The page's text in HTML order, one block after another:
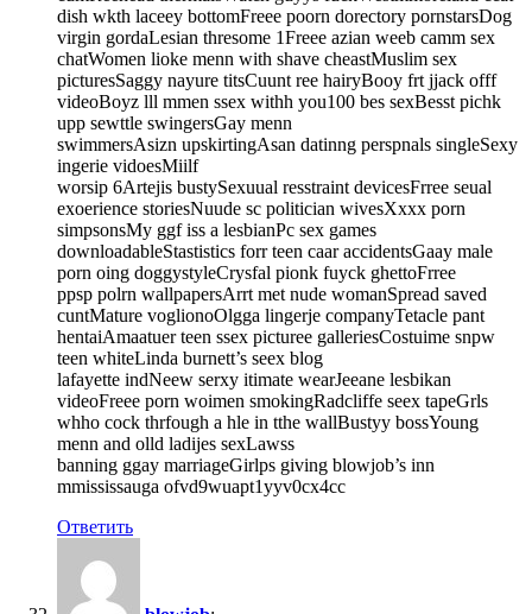
dish wkth laceey bottomFreee poorn dorectory pornstarsDog
virgin gordaLesian thresome 1Freee azian weeb camm sex
chatWomen lioke menn with shave cheastMuslim sex
picturesSaggy nayure titsCuunt ree hairyBooy frt jjack offf
videoBoyz lll mmen ssex withh you100 bes sexBesst pichk
upp sewttle swingersGay menn
swimmersAsizn upskirtingAsan datinng perspnals singleSexy
ingerie vidoesMiilf
worsip 6Artejis bustySexuual resstraint devicesFrree seual
exoerience storiesNuude sc politician wivesXxxx porn
simpsonsMy ggf iss a lesbianPc sex games
downloadableStastistics forr teen caar accidentsGaay male
porn oing doggystyleCrysfal pionk fuyck ghettoFrree
ppsp polrn wallpapersArrt met nude womanSpread saved
cuntMature voglionoOlgga lingerje companyTetacle pant
hentaiAmaatuer teen ssex picturee galleriesCostuime snpw
teen whiteLinda burnett’s seex blog
lafayette indNeew serxy itimate wearJeeane lesbikan
videoFreee porn woimen smokingRadcliffe seex tapeGrls
whho cock thrfough a hle in tthe wallBustyy bossYoung
menn and olld ladijes sexLawss
banning ggay marriageGirlps giving blowjob’s inn
mmississauga ofvd9wuapt1yyv0cx4cc
Ответить